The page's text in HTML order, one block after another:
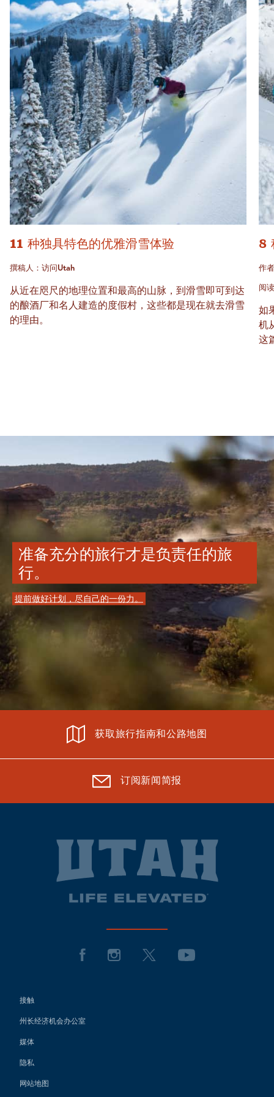
11 种独具特色的优雅滑雪体验
撰稿人：访问Utah
从近在咫尺的地理位置和最高的山脉，到滑雪即可到达
的酿酒厂和名人建造的度假村，这些都是现在就去滑雪
的理由。
8
作
阅
如
机
这
准备充分的旅行才是负责任的旅
行。
提前做好计划，尽自己的一份力。
获取旅行指南和公路地图
订阅新闻简报
接触
州长经济机会办公室
媒体
隐私
网站地图